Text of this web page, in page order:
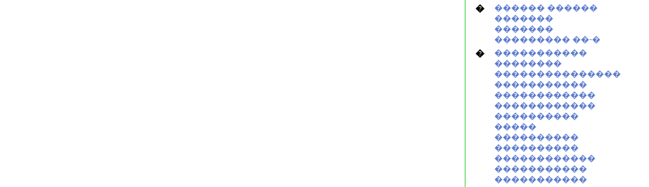
�
������ ������
�������
�������
��������� ��-�
�
�����������
��������
���������������
�����������
������������
������������
����������
�����
����������
����������
������������
�����������
�����������